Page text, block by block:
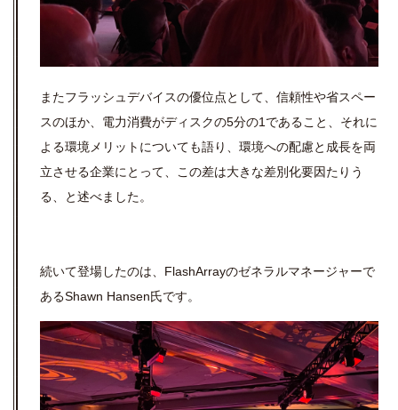
またフラッシュデバイスの優位点として、信頼性や省スペー
スのほか、電力消費がディスクの5分の1であること、それに
よる環境メリットについても語り、環境への配慮と成長を両
立させる企業にとって、この差は大きな差別化要因たりう
る、と述べました。
続いて登場したのは、FlashArrayのゼネラルマネージャーで
あるShawn Hansen氏です。